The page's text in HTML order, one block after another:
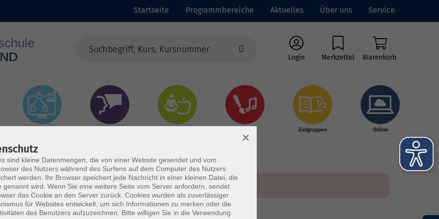
Startseite Programmbereiche Aktuelles Über uns Service
Login Merkzettel Warenkorb
Zielgruppen Online
sind kleine Datenmengen, die von einer Website gesendet und vom
des Nutzers während des Surfens auf dem Computer des Nutzers
werden. Ihr Browser speichert jede Nachricht in einer kleinen Datei, die
genannt wird. Wenn Sie eine weitere Seite vom Server anfordern, sendet
das Cookie an den Server zurück. Cookies wurden als zuverlässiger
für Websites entwickelt, um sich Informationen zu merken oder die
des Benutzers aufzuzeichnen. Bitte willigen Sie in die Verwendung
×